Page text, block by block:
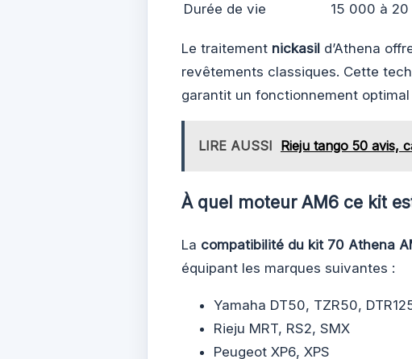
Durée de vie
15 000 à
Le traitement nickasil d’Athena
revêtements classiques. Cette
garantit un fonctionnement
LIRE AUSSI Rieju tango 50 avis,
À quel moteur AM6 ce kit
La compatibilité du kit 70 Athena
équipant les marques suivantes :
Yamaha DT50, TZR50,
Rieju MRT, RS2, SMX
Peugeot XP6, XPS